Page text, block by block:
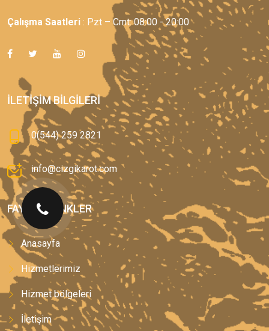
Çalışma Saatleri : Pzt – Cmt: 08:00 - 20:00
İLETIŞIM BILGILERI
0(544) 259 2821
info@cizgikarot.com
FAYDALI LINKLER
Anasayfa
Hizmetlerimiz
Hizmet bölgeleri
İletişim